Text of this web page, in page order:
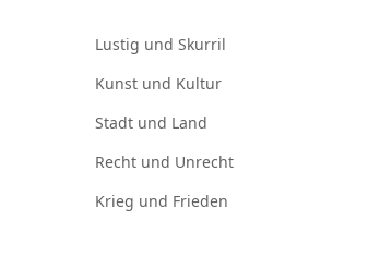
Lustig und Skurril
Kunst und Kultur
Stadt und Land
Recht und Unrecht
Krieg und Frieden